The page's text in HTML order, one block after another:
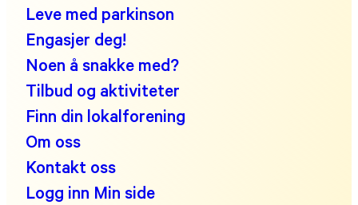
Leve med parkinson
Engasjer deg!
Noen å snakke med?
Tilbud og aktiviteter
Finn din lokalforening
Om oss
Kontakt oss
Logg inn Min side